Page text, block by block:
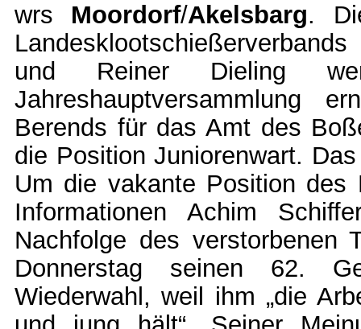
wrs Moordorf/Akelsbarg.
und Reiner Dieling
Jahreshauptversammlung
Berends für das Amt des
die Position Juniorenwart.
Um die vakante Position des
Informationen Achim
Nachfolge des verstorbenen
Donnerstag seinen 62.
Wiederwahl, weil ihm „die